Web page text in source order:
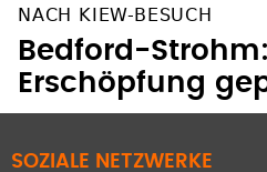
NACH KIEW-BESUCH
Bedford-
Erschöpfung